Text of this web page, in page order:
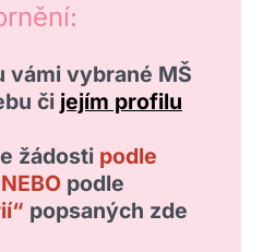
vybrané MŠ
či jejím profilu
žádosti podle
podle
popsaných zde